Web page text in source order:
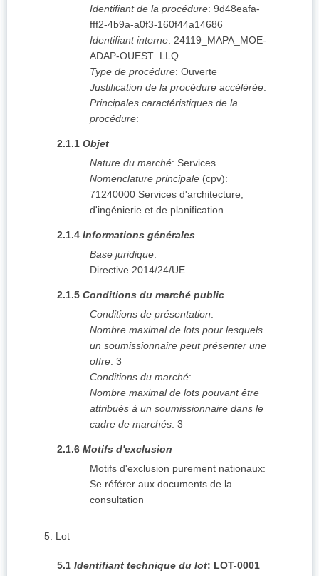
Identifiant de la procédure: 9d48eafa-
fff2-4b9a-a0f3-160f44a14686
Identifiant interne: 24119_MAPA_MOE-
ADAP-OUEST_LLQ
Type de procédure: Ouverte
Justification de la procédure accélérée:
Principales caractéristiques de la
procédure:
2.1.1 Objet
Nature du marché: Services
Nomenclature principale (cpv):
71240000 Services d'architecture,
d'ingénierie et de planification
2.1.4 Informations générales
Base juridique:
Directive 2014/24/UE
2.1.5 Conditions du marché public
Conditions de présentation:
Nombre maximal de lots pour lesquels
un soumissionnaire peut présenter une
offre: 3
Conditions du marché:
Nombre maximal de lots pouvant être
attribués à un soumissionnaire dans le
cadre de marchés: 3
2.1.6 Motifs d'exclusion
Motifs d'exclusion purement nationaux:
Se référer aux documents de la
consultation
5. Lot
5.1 Identifiant technique du lot: LOT-0001